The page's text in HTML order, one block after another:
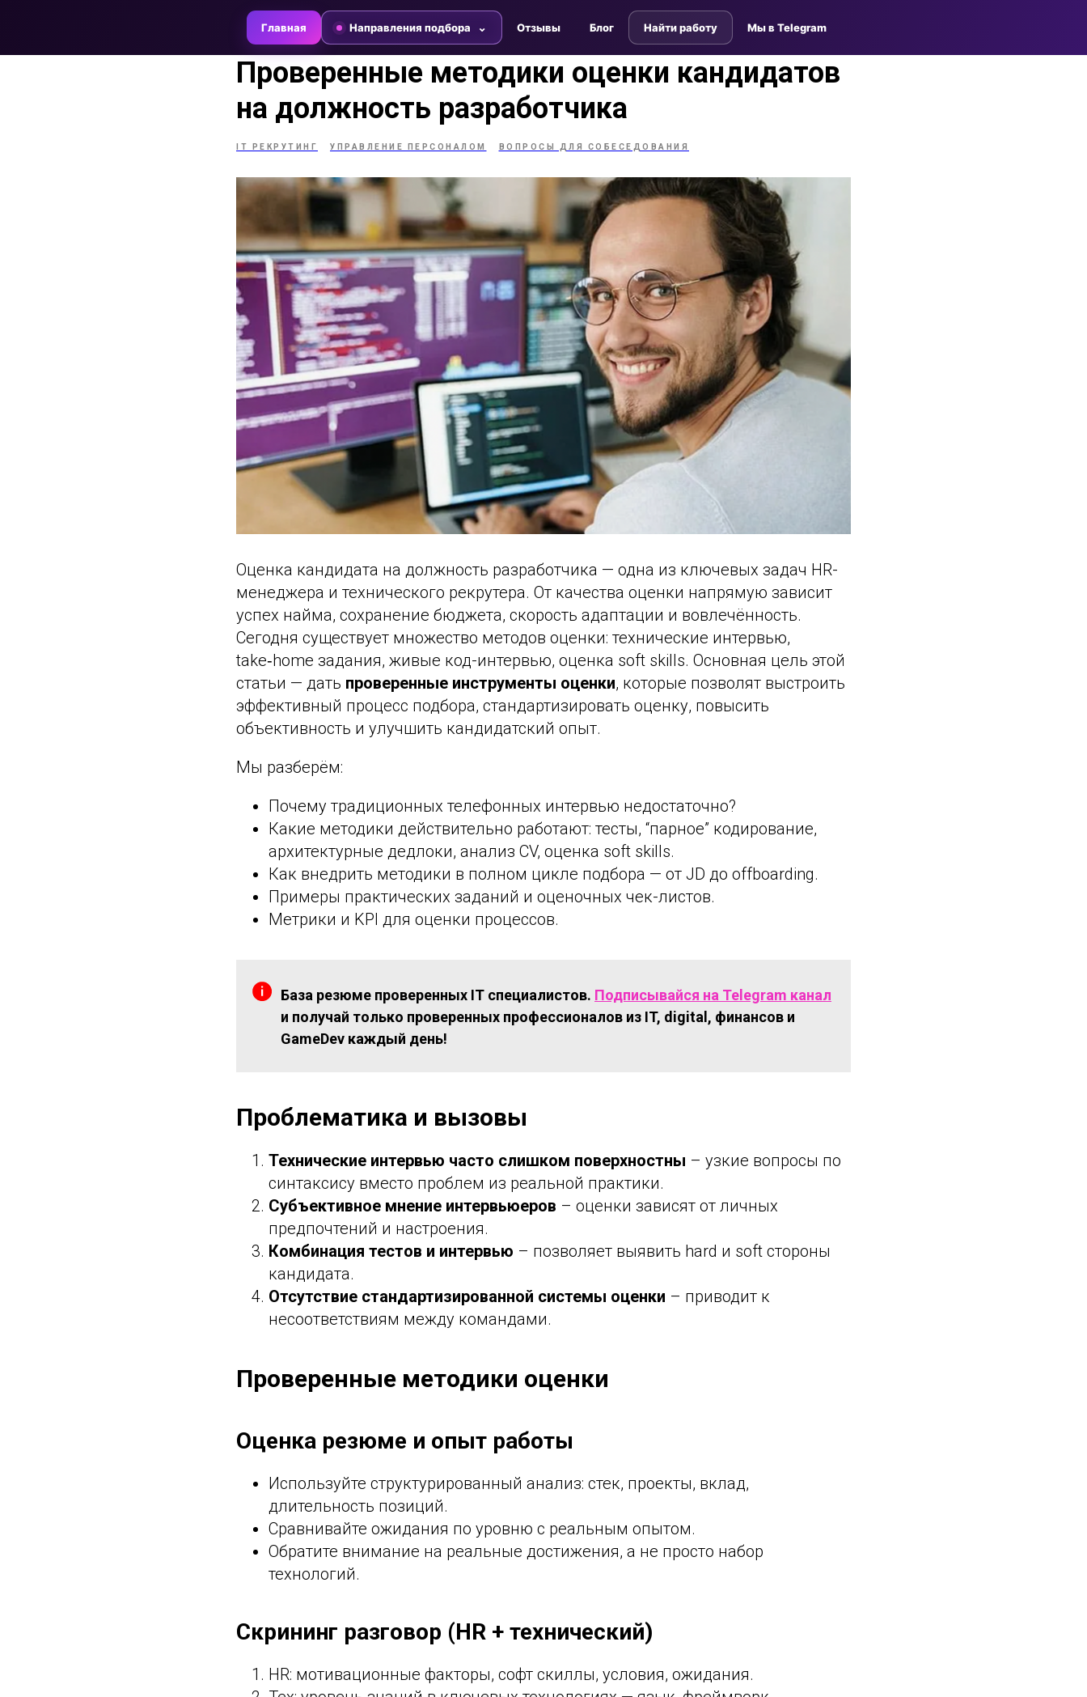
Главная Направления подбора Отзывы Блог Найти работу Мы в Telegram
Проверенные методики оценки кандидатов
на должность разработчика
IT РЕКРУТИНГ УПРАВЛЕНИЕ ПЕРСОНАЛОМ ВОПРОСЫ ДЛЯ СОБЕСЕДОВАНИЯ
Оценка кандидата на должность разработчика — одна из ключевых задач HR-
менеджера и технического рекрутера. От качества оценки напрямую зависит
успех найма, сохранение бюджета, скорость адаптации и вовлечённость.
Сегодня существует множество методов оценки: технические интервью,
take‑home задания, живые код-интервью, оценка soft skills. Основная цель этой
статьи — дать проверенные инструменты оценки, которые позволят выстроить
эффективный процесс подбора, стандартизировать оценку, повысить
объективность и улучшить кандидатский опыт.
Мы разберём:
Почему традиционных телефонных интервью недостаточно?
Какие методики действительно работают: тесты, “парное” кодирование,
архитектурные дедлоки, анализ CV, оценка soft skills.
Как внедрить методики в полном цикле подбора — от JD до offboarding.
Примеры практических заданий и оценочных чек-листов.
Метрики и KPI для оценки процессов.
База резюме проверенных IT специалистов. Подписывайся на Telegram канал
и получай только проверенных профессионалов из IT, digital, финансов и
GameDev каждый день!
Проблематика и вызовы
Технические интервью часто слишком поверхностны – узкие вопросы по
синтаксису вместо проблем из реальной практики.
Субъективное мнение интервьюеров – оценки зависят от личных
предпочтений и настроения.
Комбинация тестов и интервью – позволяет выявить hard и soft стороны
кандидата.
Отсутствие стандартизированной системы оценки – приводит к
несоответствиям между командами.
Проверенные методики оценки
Оценка резюме и опыт работы
Используйте структурированный анализ: стек, проекты, вклад,
длительность позиций.
Сравнивайте ожидания по уровню с реальным опытом.
Обратите внимание на реальные достижения, а не просто набор
технологий.
Скрининг разговор (HR + технический)
HR: мотивационные факторы, софт скиллы, условия, ожидания.